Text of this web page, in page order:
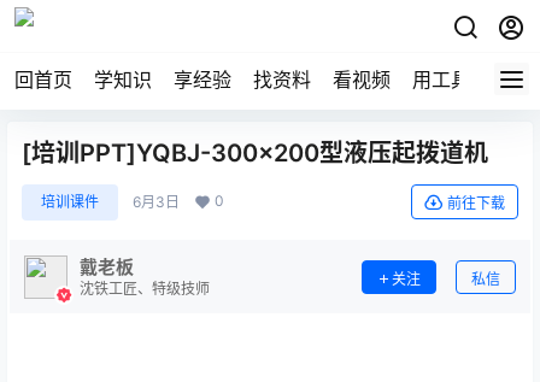
回首页 学知识 享经验 找资料 看视频 用工具 论技
[培训PPT]YQBJ-300×200型液压起拨道机
培训课件 6月3日 0 前往下载
戴老板
沈铁工匠、特级技师
关注 私信